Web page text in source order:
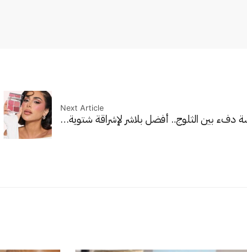
Next Article
دفء بين الثلوج.. أفضل بلاشر لإشراقة شتوية…